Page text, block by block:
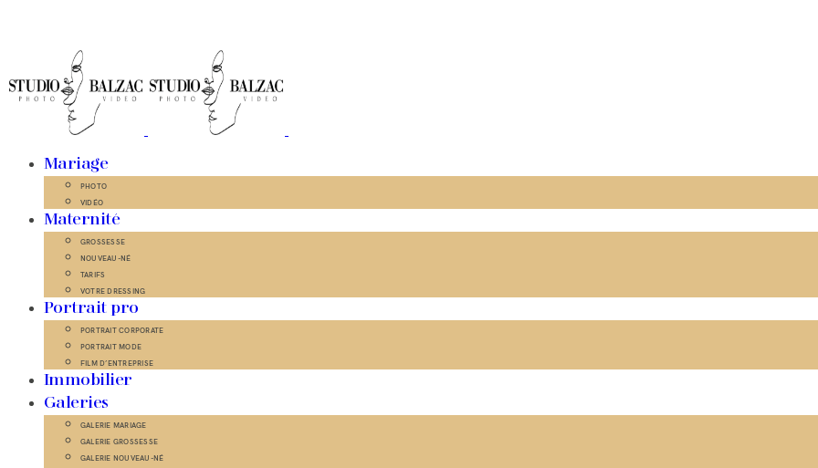
Mariage
PHOTO
VIDÉO
Maternité
GROSSESSE
NOUVEAU-NÉ
TARIFS
VOTRE DRESSING
Portrait pro
PORTRAIT CORPORATE
PORTRAIT MODE
FILM D’ENTREPRISE
Immobilier
Galeries
GALERIE MARIAGE
GALERIE GROSSESSE
GALERIE NOUVEAU-NÉ